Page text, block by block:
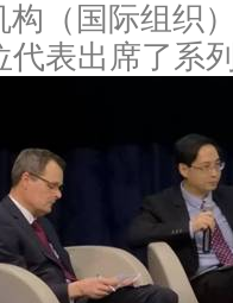
构（国际组织
代表出席了系列